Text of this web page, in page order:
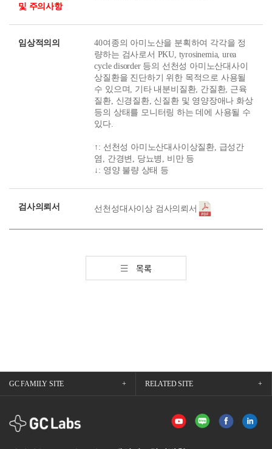
및 주의사항
임상적의의
40여종의 아미노산을 분획하여 각각을 정
량하는 검사로서 PKU, tyrosinemia, urea
cycle disorder 등의 선천성 아미노산대사이
상질환을 진단하기 위한 목적으로 사용될
수 있으며, 기타 내분비질환, 간질환, 근육
질환, 신경질환, 신질환 및 영양장애나 화상
등의 상태를 모니터링 하는 데에 사용될 수
있다.
↑: 선천성 아미노산대사이상질환, 급성간
염, 간경변, 당뇨병, 비만 등
↓: 영양 불량 상태 등
검사의뢰서 선천성대사이상 검사의뢰서
목록
GC FAMILY SITE RELATED SITE
GCLabs